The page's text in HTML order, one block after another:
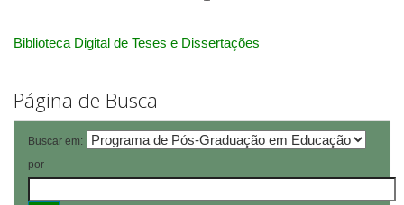
Biblioteca Digital de Teses e Dissertações
Página de Busca
Buscar em:
por